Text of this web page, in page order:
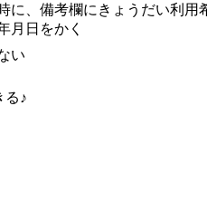
に、備考欄にきょうだい利用
月日をかく
い
る♪